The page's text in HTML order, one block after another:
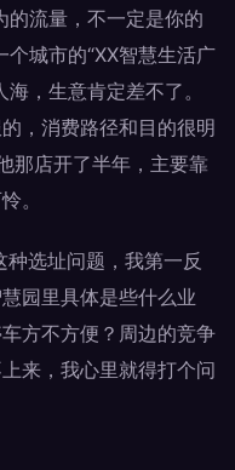
的流量，不一定是你的
城市的“XX智慧生活广
，生意肯定差不了。
，消费路径和目的很明
那店开了半年，主要靠
。
选址问题，我第一反
园里具体是些什么业
方不方便？周边的竞争
来，我心里就得打个问